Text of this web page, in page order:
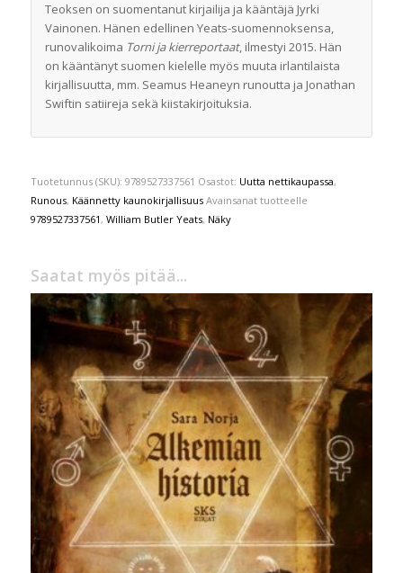
Teoksen on suomentanut kirjailija ja kääntäjä Jyrki
Vainonen. Hänen edellinen Yeats-suomennoksensa,
runovalikoima Torni ja kierreportaat, ilmestyi 2015. Hän
on kääntänyt suomen kielelle myös muuta irlantilaista
kirjallisuutta, mm. Seamus Heaneyn runoutta ja Jonathan
Swiftin satiireja sekä kiistakirjoituksia.
Tuotetunnus (SKU): 9789527337561 Osastot: Uutta nettikaupassa,
Runous, Käännetty kaunokirjallisuus Avainsanat tuotteelle
9789527337561, William Butler Yeats, Näky
Saatat myös pitää...